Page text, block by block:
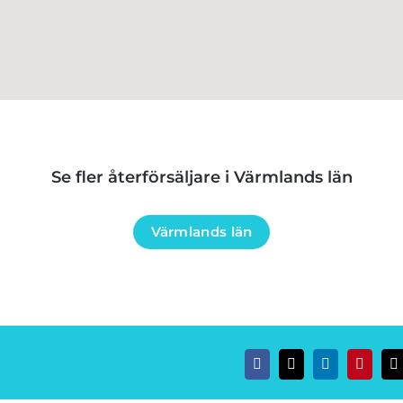
Se fler återförsäljare i Värmlands län
Värmlands län
FacebookTwitterLinkedInPinterest
E-